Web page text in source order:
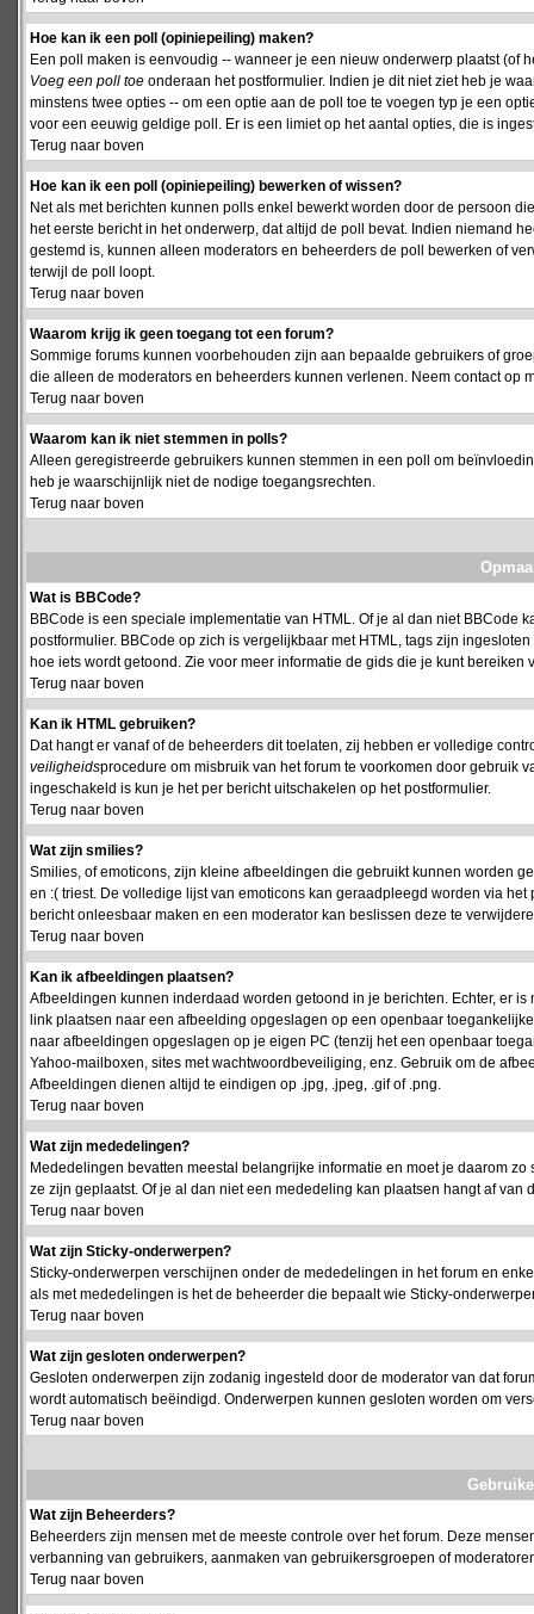
Hoe kan ik een poll (opiniepeiling) maken?
Een poll maken is eenvoudig -- wanneer je een nieuw onderwerp plaatst (of
Voeg een poll toe onderaan het postformulier. Indien je dit niet ziet heb je
minstens twee opties -- om een optie aan de poll toe te voegen typ je een
voor een eeuwig geldige poll. Er is een limiet op het aantal opties, die is
Terug naar boven
Hoe kan ik een poll (opiniepeiling) bewerken of wissen?
Net als met berichten kunnen polls enkel bewerkt worden door de persoon
het eerste bericht in het onderwerp, dat altijd de poll bevat. Indien niemand
gestemd is, kunnen alleen moderators en beheerders de poll bewerken of
terwijl de poll loopt.
Terug naar boven
Waarom krijg ik geen toegang tot een forum?
Sommige forums kunnen voorbehouden zijn aan bepaalde gebruikers of
die alleen de moderators en beheerders kunnen verlenen. Neem contact op
Terug naar boven
Waarom kan ik niet stemmen in polls?
Alleen geregistreerde gebruikers kunnen stemmen in een poll om
heb je waarschijnlijk niet de nodige toegangsrechten.
Terug naar boven
Wat is BBCode?
BBCode is een speciale implementatie van HTML. Of je al dan niet
postformulier. BBCode op zich is vergelijkbaar met HTML, tags zijn
hoe iets wordt getoond. Zie voor meer informatie de gids die je kunt bereiken
Terug naar boven
Kan ik HTML gebruiken?
Dat hangt er vanaf of de beheerders dit toelaten, zij hebben er volledige
veiligheidsprocedure om misbruik van het forum te voorkomen door gebruik
ingeschakeld is kun je het per bericht uitschakelen op het postformulier.
Terug naar boven
Wat zijn smilies?
Smilies, of emoticons, zijn kleine afbeeldingen die gebruikt kunnen worden
en :( triest. De volledige lijst van emoticons kan geraadpleegd worden via
bericht onleesbaar maken en een moderator kan beslissen deze te
Terug naar boven
Kan ik afbeeldingen plaatsen?
Afbeeldingen kunnen inderdaad worden getoond in je berichten. Echter, er
link plaatsen naar een afbeelding opgeslagen op een openbaar
naar afbeeldingen opgeslagen op je eigen PC (tenzij het een openbaar
Yahoo-mailboxen, sites met wachtwoordbeveiliging, enz. Gebruik om de
Afbeeldingen dienen altijd te eindigen op .jpg, .jpeg, .gif of .png.
Terug naar boven
Wat zijn mededelingen?
Mededelingen bevatten meestal belangrijke informatie en moet je daarom
ze zijn geplaatst. Of je al dan niet een mededeling kan plaatsen hangt af
Terug naar boven
Wat zijn Sticky-onderwerpen?
Sticky-onderwerpen verschijnen onder de mededelingen in het forum en
als met mededelingen is het de beheerder die bepaalt wie Sticky-
Terug naar boven
Wat zijn gesloten onderwerpen?
Gesloten onderwerpen zijn zodanig ingesteld door de moderator van dat
wordt automatisch beëindigd. Onderwerpen kunnen gesloten worden om
Terug naar boven
Wat zijn Beheerders?
Beheerders zijn mensen met de meeste controle over het forum. Deze
verbanning van gebruikers, aanmaken van gebruikersgroepen of
Terug naar boven